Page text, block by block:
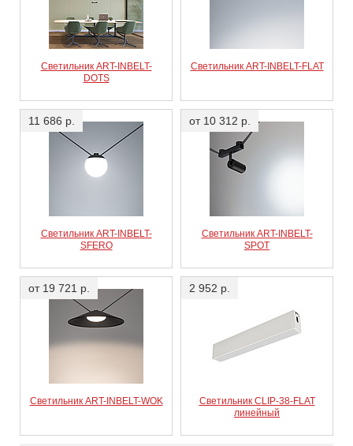
Светильник ART-INBELT-
DOTS
Светильник ART-INBELT-FLAT
11 686 р.
Светильник ART-INBELT-
SFERO
от 10 312 р.
Светильник ART-INBELT-
SPOT
от 19 721 р.
Светильник ART-INBELT-WOK
2 952 р.
Светильник CLIP-38-FLAT
линейный